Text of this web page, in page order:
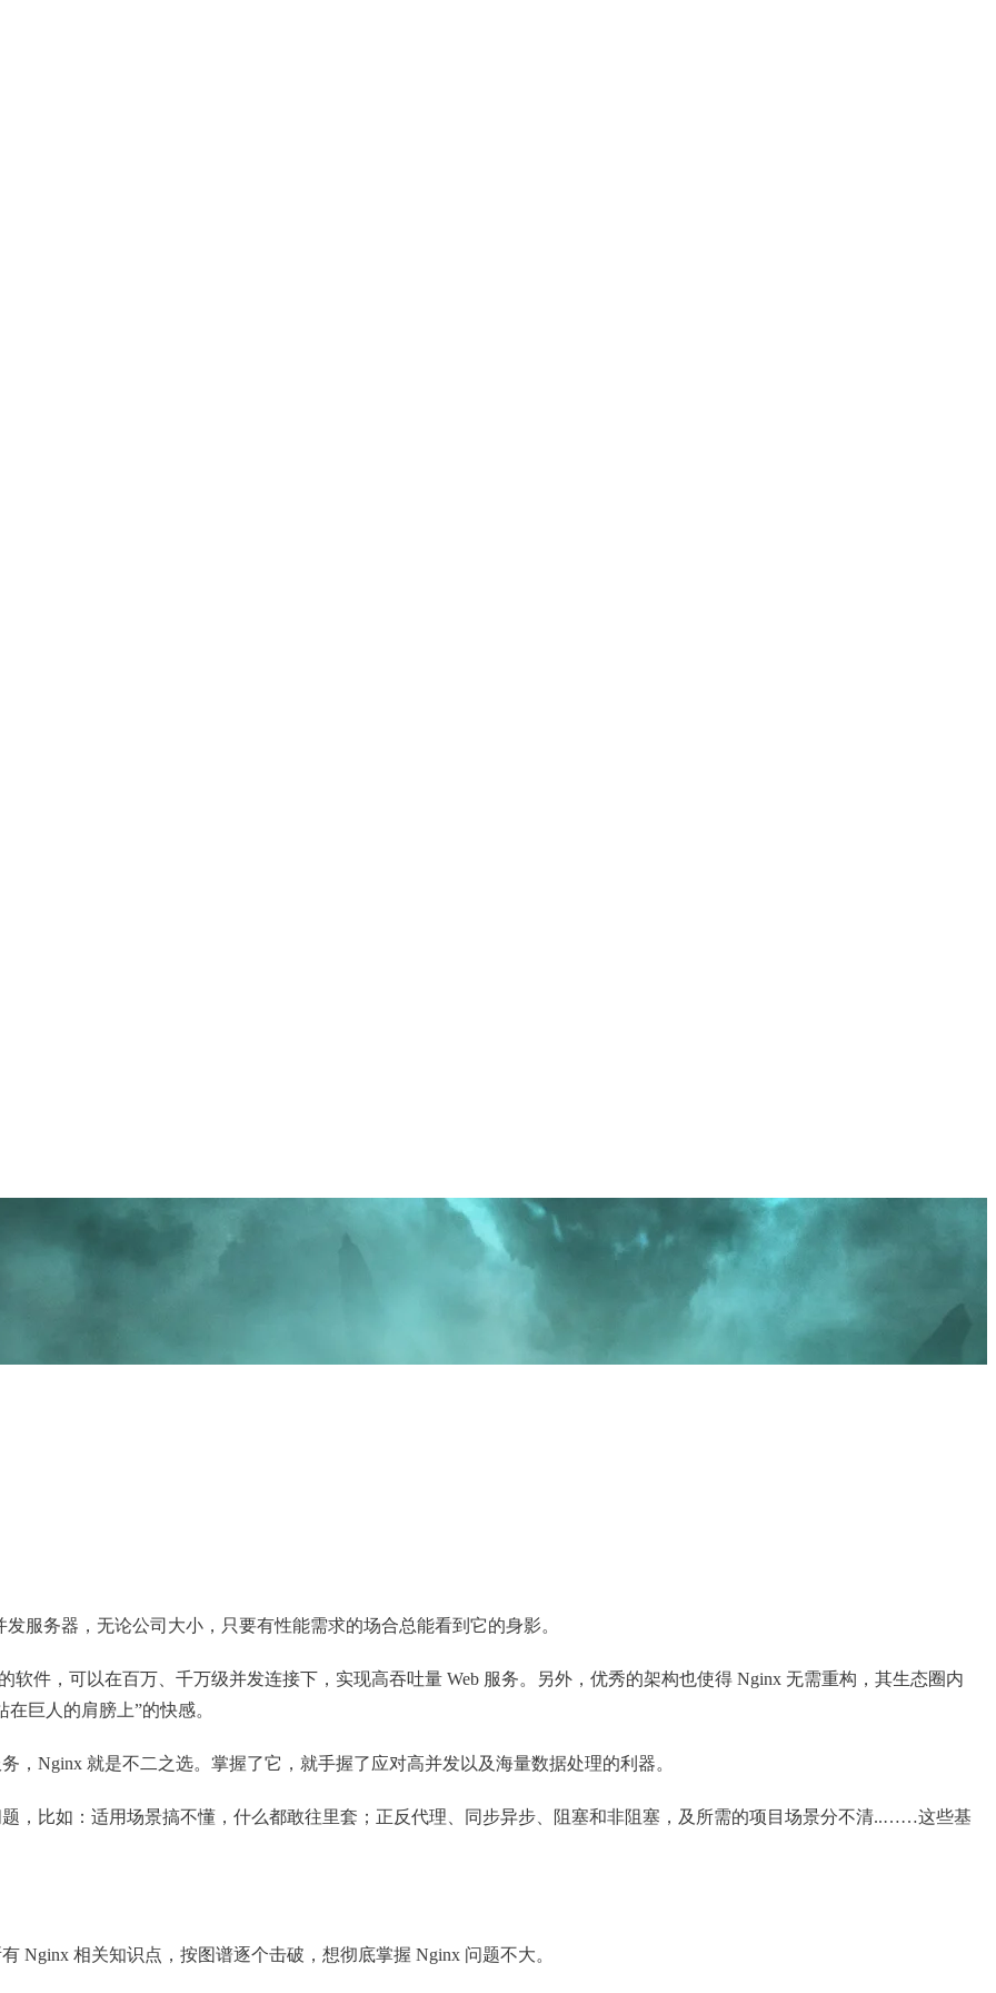
服务器，无论公司大小，只要有性能需求的场合总能看到它的身影。
件，可以在百万、千万级并发连接下，实现高吞吐量 Web 服务。另外，优秀的架构也使得 Nginx 无需重构，其生态圈内
巨人的肩膀上”的快感。
，Nginx 就是不二之选。掌握了它，就手握了应对高并发以及海量数据处理的利器。
，比如：适用场景搞不懂，什么都敢往里套；正反代理、同步异步、阻塞和非阻塞，及所需的项目场景分不清..……这些基
Nginx 相关知识点，按图谱逐个击破，想彻底掌握 Nginx 问题不大。